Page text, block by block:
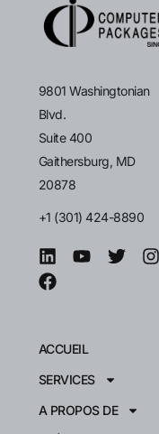
9801 Washingtonian
Blvd.
Suite 400
Gaithersburg, MD
20878
+1 (301) 424-8890
ACCUEIL
SERVICES
A PROPOS DE